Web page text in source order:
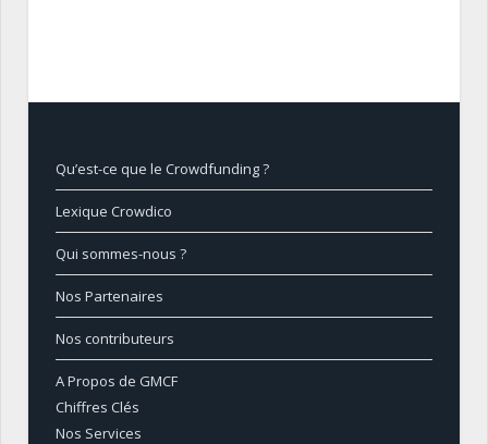
Qu’est-ce que le Crowdfunding ?
Lexique Crowdico
Qui sommes-nous ?
Nos Partenaires
Nos contributeurs
A Propos de GMCF
Chiffres Clés
Nos Services